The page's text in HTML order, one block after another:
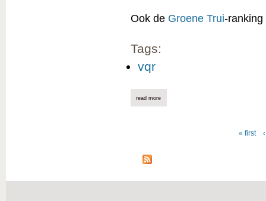
Ook de Groene Trui-
Tags:
vqr
read more
« first